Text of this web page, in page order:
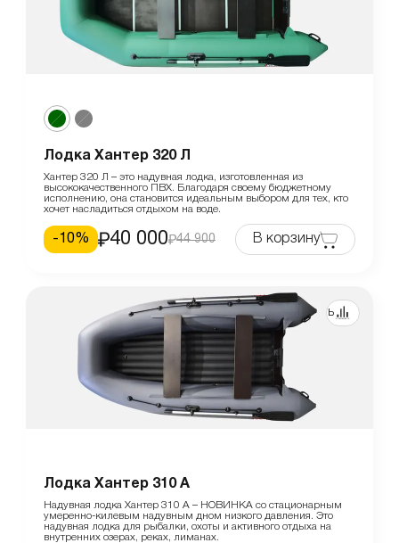
Лодка Хантер 320 Л
Хантер 320 Л – это надувная лодка, изготовленная из
высококачественного ПВХ. Благодаря своему бюджетному
исполнению, она становится идеальным выбором для тех, кто
хочет насладиться отдыхом на воде.
- 10% 40 000 44 900 В корзину
Сравнить
Лодка Хантер 310 А
Надувная лодка Хантер 310 А – НОВИНКА со стационарным
умеренно-килевым надувным дном низкого давления. Это
надувная лодка для рыбалки, охоты и активного отдыха на
внутренних озерах, реках, лиманах.